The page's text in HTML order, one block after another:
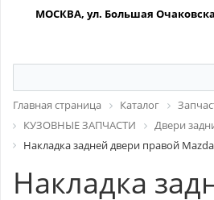
МОСКВА, ул. Большая
Главная страница Каталог
КУЗОВНЫЕ ЗАПЧАСТИ
Двери
Накладка задней двери правой
Накладка